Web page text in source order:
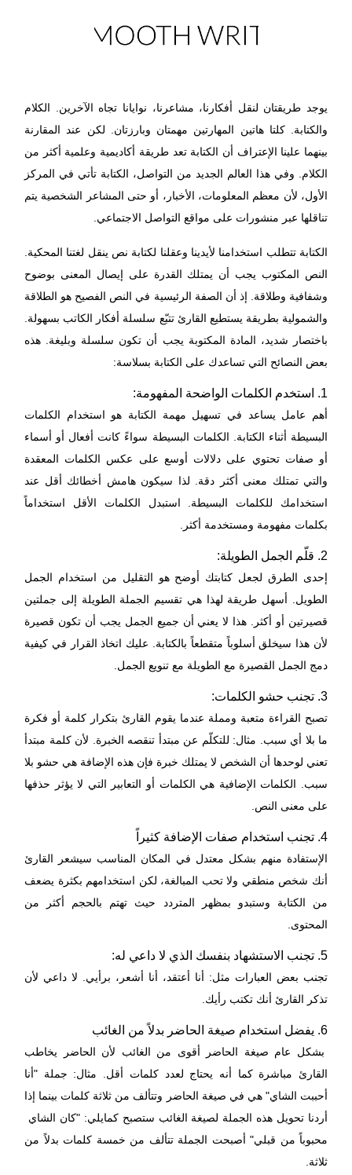
يوجد طريقتان لنقل أفكارنا، مشاعرنا، نوايانا تجاه الآخرين. الكلام
والكتابة. كلتا هاتين المهارتين مهمتان وبارزتان. لكن عند المقارنة
بينهما علينا الإعتراف أن الكتابة تعد طريقة أكاديمية وعلمية أكثر من
الكلام. وفي هذا العالم الجديد من التواصل، الكتابة تأتي في المركز
الأول، لأن معظم المعلومات، الأخبار، أو حتى المشاعر الشخصية يتم
تناقلها عبر منشورات على مواقع التواصل الاجتماعي.
الكتابة تتطلب استخدامنا لأيدينا وعقلنا لكتابة نص ينقل لغتنا المحكية.
النص المكتوب يجب أن يمتلك القدرة على إيصال المعنى بوضوح
وشفافية وطلاقة. إذ أن الصفة الرئيسية في النص الفصيح هو الطلاقة
والشمولية بطريقة يستطيع القارئ تتبّع سلسلة أفكار الكاتب بسهولة.
باختصار شديد، المادة المكتوبة يجب أن تكون سلسلة وبليغة. هذه
بعض النصائح التي تساعدك على الكتابة بسلاسة:
1. استخدم الكلمات الواضحة المفهومة:
أهم عامل يساعد في تسهيل مهمة الكتابة هو استخدام الكلمات
البسيطة أثناء الكتابة. الكلمات البسيطة سواءً كانت أفعال أو أسماء
أو صفات تحتوي على دلالات أوسع على عكس الكلمات المعقدة
والتي تمتلك معنى أكثر دقة. لذا سيكون هامش أخطائك أقل عند
استخدامك للكلمات البسيطة. استبدل الكلمات الأقل استخداماً
بكلمات مفهومة ومستخدمة أكثر.
2. قلّم الجمل الطويلة:
إحدى الطرق لجعل كتابتك أوضح هو التقليل من استخدام الجمل
الطويل. أسهل طريقة لهذا هي تقسيم الجملة الطويلة إلى جملتين
قصيرتين أو أكثر. هذا لا يعني أن جميع الجمل يجب أن تكون قصيرة
لأن هذا سيخلق أسلوباً متقطعاً بالكتابة. عليك اتخاذ القرار في كيفية
دمج الجمل القصيرة مع الطويلة مع تنويع الجمل.
3. تجنب حشو الكلمات:
تصبح القراءة متعبة ومملة عندما يقوم القارئ بتكرار كلمة أو فكرة
ما بلا أي سبب. مثال: للتكلّم عن مبتدأ تنقصه الخبرة. لأن كلمة مبتدأ
تعني لوحدها أن الشخص لا يمتلك خبرة فإن هذه الإضافة هي حشو بلا
سبب. الكلمات الإضافية هي الكلمات أو التعابير التي لا يؤثر حذفها
على معنى النص.
4. تجنب استخدام صفات الإضافة كثيراً
الإستفادة منهم بشكل معتدل في المكان المناسب سيشعر القارئ
أنك شخص منطقي ولا تحب المبالغة، لكن استخدامهم بكثرة يضعف
من الكتابة وستبدو بمظهر المتردد حيث تهتم بالحجم أكثر من
المحتوى.
5. تجنب الاستشهاد بنفسك الذي لا داعي له:
تجنب بعض العبارات مثل: أنا أعتقد، أنا أشعر، برأيي. لا داعي لأن
تذكر القارئ أنك تكتب رأيك.
6. يفضل استخدام صيغة الحاضر بدلاً من الغائب
بشكل عام صيغة الحاضر أقوى من الغائب لأن الحاضر يخاطب
القارئ مباشرة كما أنه يحتاج لعدد كلمات أقل. مثال: جملة "أنا
أحببت الشاي" هي في صيغة الحاضر وتتألف من ثلاثة كلمات بينما إذا
أردنا تحويل هذه الجملة لصيغة الغائب ستصبح كمايلي: "كان الشاي
محبوباً من قبلي" أصبحت الجملة تتألف من خمسة كلمات بدلاً من
ثلاثة.